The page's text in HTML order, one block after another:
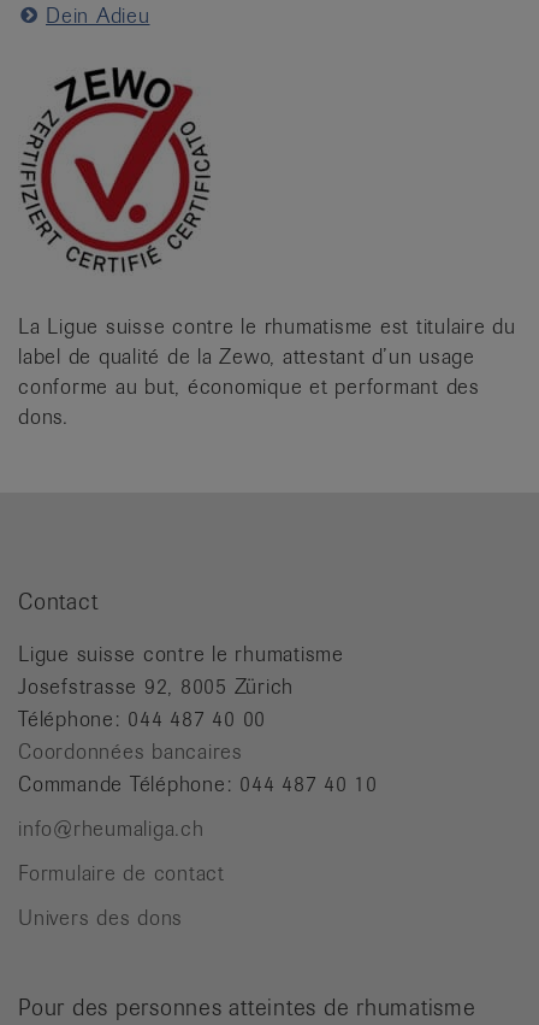
Dein Adieu
La Ligue suisse contre le rhumatisme est titulaire du
label de qualité de la Zewo, attestant d’un usage
conforme au but, économique et performant des
dons.
Contact
Ligue suisse contre le rhumatisme
Josefstrasse 92, 8005 Zürich
Téléphone: 044 487 40 00
Coordonnées bancaires
Commande Téléphone: 044 487 40 10
info@rheumaliga.ch
Formulaire de contact
Univers des dons
Pour des personnes atteintes de rhumatisme